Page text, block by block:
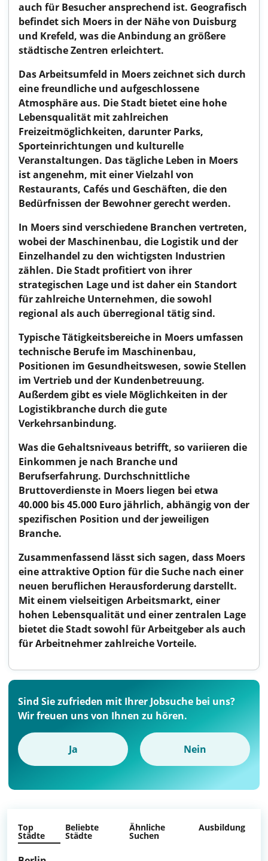
auch für Besucher ansprechend ist. Geografisch
befindet sich Moers in der Nähe von Duisburg
und Krefeld, was die Anbindung an größere
städtische Zentren erleichtert.
Das Arbeitsumfeld in Moers zeichnet sich durch
eine freundliche und aufgeschlossene
Atmosphäre aus. Die Stadt bietet eine hohe
Lebensqualität mit zahlreichen
Freizeitmöglichkeiten, darunter Parks,
Sporteinrichtungen und kulturelle
Veranstaltungen. Das tägliche Leben in Moers
ist angenehm, mit einer Vielzahl von
Restaurants, Cafés und Geschäften, die den
Bedürfnissen der Bewohner gerecht werden.
In Moers sind verschiedene Branchen vertreten,
wobei der Maschinenbau, die Logistik und der
Einzelhandel zu den wichtigsten Industrien
zählen. Die Stadt profitiert von ihrer
strategischen Lage und ist daher ein Standort
für zahlreiche Unternehmen, die sowohl
regional als auch überregional tätig sind.
Typische Tätigkeitsbereiche in Moers umfassen
technische Berufe im Maschinenbau,
Positionen im Gesundheitswesen, sowie Stellen
im Vertrieb und der Kundenbetreuung.
Außerdem gibt es viele Möglichkeiten in der
Logistikbranche durch die gute
Verkehrsanbindung.
Was die Gehaltsniveaus betrifft, so variieren die
Einkommen je nach Branche und
Berufserfahrung. Durchschnittliche
Bruttoverdienste in Moers liegen bei etwa
40.000 bis 45.000 Euro jährlich, abhängig von der
spezifischen Position und der jeweiligen
Branche.
Zusammenfassend lässt sich sagen, dass Moers
eine attraktive Option für die Suche nach einer
neuen beruflichen Herausforderung darstellt.
Mit einem vielseitigen Arbeitsmarkt, einer
hohen Lebensqualität und einer zentralen Lage
bietet die Stadt sowohl für Arbeitgeber als auch
für Arbeitnehmer zahlreiche Vorteile.
Sind Sie zufrieden mit Ihrer Jobsuche bei uns?
Wir freuen uns von Ihnen zu hören.
Ja Nein
Top
Städte
Beliebte
Städte
Ähnliche
Suchen
Ausbildung